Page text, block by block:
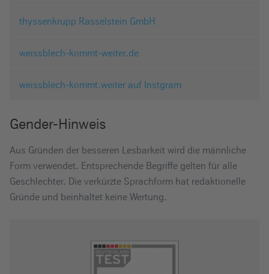
thyssenkrupp Rasselstein GmbH
weissblech-kommt-weiter.de
weissblech-kommt.weiter auf Instgram
Gender-Hinweis
Aus Gründen der besseren Lesbarkeit wird die männliche
Form verwendet. Entsprechende Begriffe gelten für alle
Geschlechter. Die verkürzte Sprachform hat redaktionelle
Gründe und beinhaltet keine Wertung.